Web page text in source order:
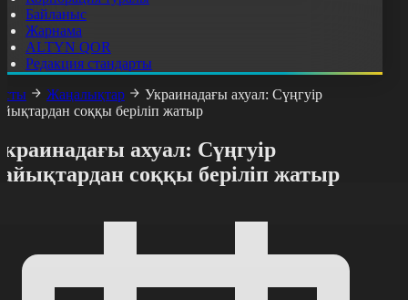
Байланыс
Жарнама
ALTYN QOR
Редакция стандарты
Жаңалықтар
Украинадағы ахуал: Сүңгуір
соққы беріліп жатыр
ахуал: Сүңгуір
соққы беріліп жатыр